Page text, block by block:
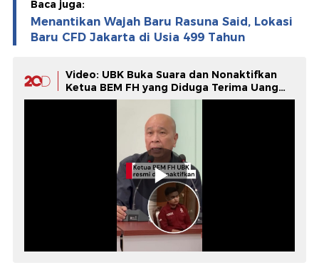
Baca juga:
Menantikan Wajah Baru Rasuna Said, Lokasi
Baru CFD Jakarta di Usia 499 Tahun
Video: UBK Buka Suara dan Nonaktifkan
Ketua BEM FH yang Diduga Terima Uang
untuk Ubah Titik Demo